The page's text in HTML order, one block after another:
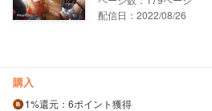
配信日：2022/08/26
購入
1%還元 ：6ポイント獲得